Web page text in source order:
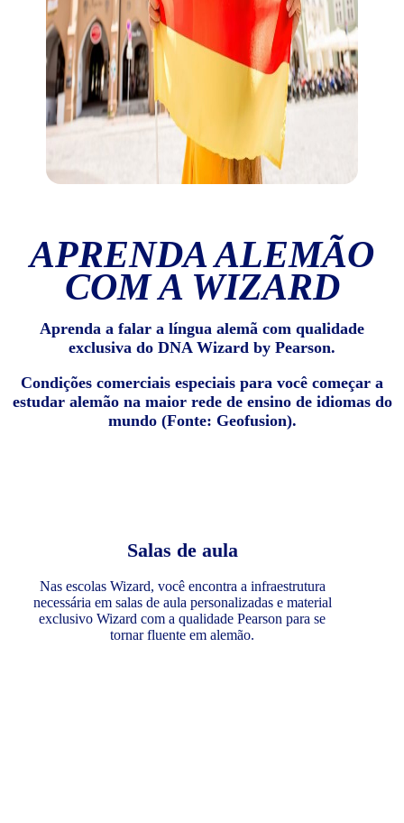
APRENDA ALEMÃO
COM A WIZARD
Aprenda a falar a língua alemã com qualidade
exclusiva do DNA Wizard by Pearson.
Condições comerciais especiais para você começar a
estudar alemão na maior rede de ensino de idiomas do
mundo (Fonte: Geofusion).
Salas de aula
Nas escolas Wizard, você encontra a infraestrutura
necessária em salas de aula personalizadas e material
exclusivo Wizard com a qualidade Pearson para se
tornar fluente em alemão.